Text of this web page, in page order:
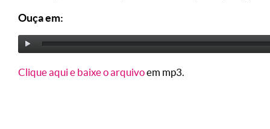
Ouça em:
Clique aqui e baixe o arquivoem mp3.